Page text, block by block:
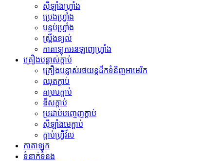
ស៊ីឡាំងហ្វ្រាំង
ប្រេងហ្វ្រាំង
បន្ទប់ហ្វ្រាំង
ស្ព្រីងខ្យល់
កាតាឡុកអនឡាញហ្វ្រាំង
គ្រឿងបន្លាស់ក្ដាប់
គ្រឿងបន្លាស់រថយន្តដឹកទំនិញអាមេរិក
ឈុតក្ដាប់
គម្របក្ដាប់
ឌីសក្ដាប់
ប្រដាប់​បញ្ចេញ​ក្ដាប់
ស៊ីឡាំងមេក្ដាប់
ក្ដាប់​ហ្វ្រីវីល
កាតាឡុក
ទំនាក់ទំនង